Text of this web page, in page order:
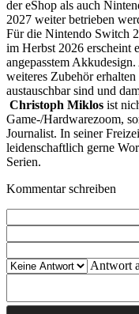
der eShop als auch
2027 weiter betrieben
Für die Nintendo Switch
im Herbst 2026 erscheint
angepasstem
weiteres Zubehör
austauschbar sind und
Christoph Miklos ist
Game-/Hardwarezoom,
Journalist. In seiner
leidenschaftlich gerne
Serien.
Kommentar schreiben
Antwort